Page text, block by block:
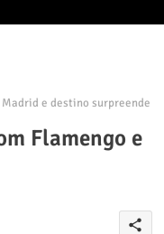
e destino surpreende
Flamengo e
share